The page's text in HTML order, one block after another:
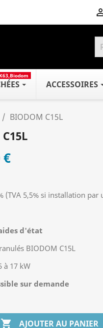
ACCESSOIRES
BIODOM C15L
€
(TVA 5,5% si installation
d'état
BIODOM C15L
à 17 kW
sur demande
 AJOUTER AU PANIER